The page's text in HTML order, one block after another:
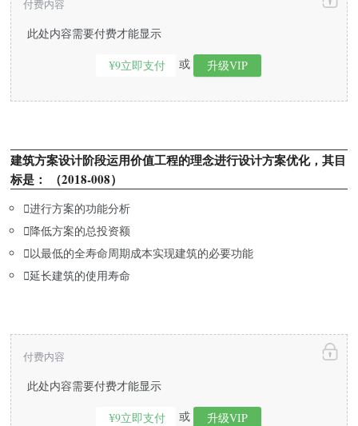
此处内容需要付费才能显示
¥9立即支付 或 升级VIP
付费内容
建筑方案设计阶段运用价值工程的理念进行设计方案优化，其目
标是： （2018-008）
进行方案的功能分析
降低方案的总投资额
以最低的全寿命周期成本实现建筑的必要功能
延长建筑的使用寿命
此处内容需要付费才能显示
¥9立即支付 或 升级VIP
付费内容